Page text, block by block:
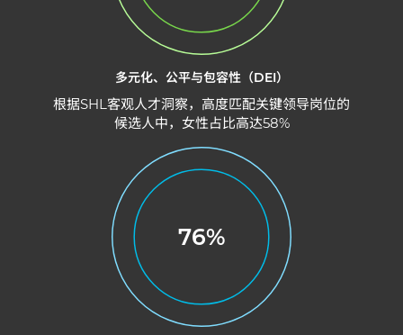
多元化、公平与包容性（DEI）
根据SHL客观人才洞察，高度匹配关键领导岗位的
候选人中，​女性占比高达58%
76%